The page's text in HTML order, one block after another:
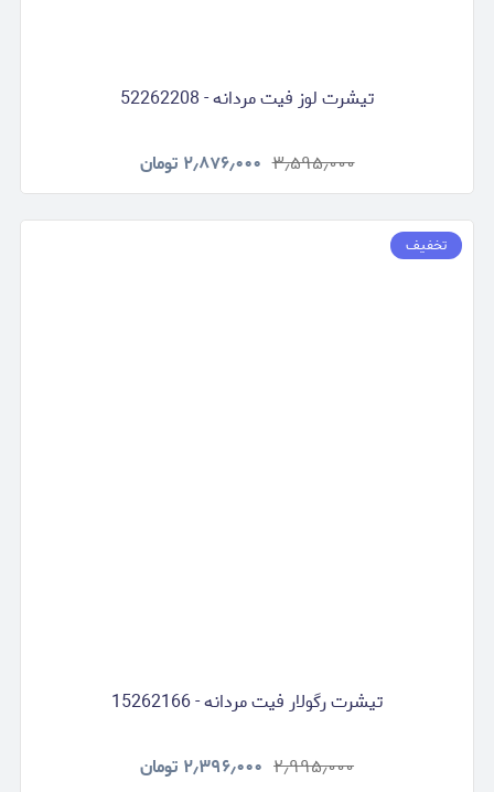
تیشرت لوز فیت مردانه - 52262208
۳٫۵۹۵٫۰۰۰ ۲٫۸۷۶٫۰۰۰ تومان
تخفیف
تیشرت رگولار فیت مردانه - 15262166
۲٫۹۹۵٫۰۰۰ ۲٫۳۹۶٫۰۰۰ تومان